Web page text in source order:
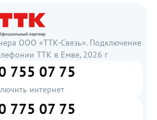
ООО «ТТК-Связь». Подключение
ТТК в Емве, 2026 г
755 07 75
интернет
775 07 75